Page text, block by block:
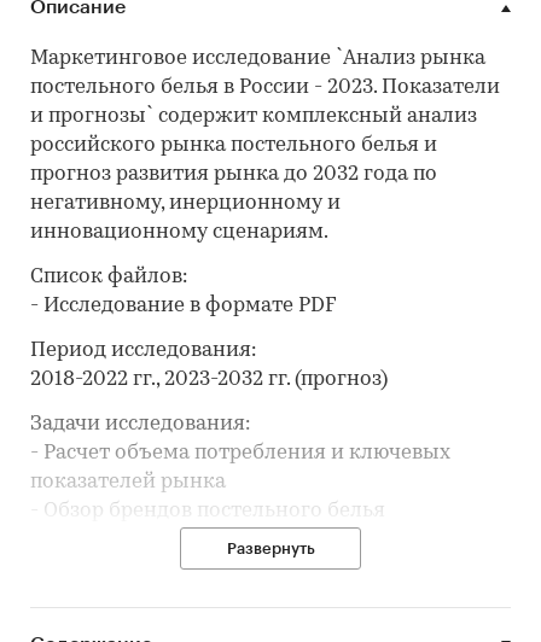
Описание
Маркетинговое исследование `Анализ рынка
постельного белья в России - 2023. Показатели
и прогнозы` содержит комплексный анализ
российского рынка постельного белья и
прогноз развития рынка до 2032 года по
негативному, инерционному и
инновационному сценариям.
Список файлов:
- Исследование в формате PDF
Период исследования:
2018-2022 гг., 2023-2032 гг. (прогноз)
Задачи исследования:
- Расчет объема потребления и ключевых
показателей рынка
- Обзор брендов постельного белья
- Анализ производства постельного белья
- Составление рейтинга производителей
Развернуть